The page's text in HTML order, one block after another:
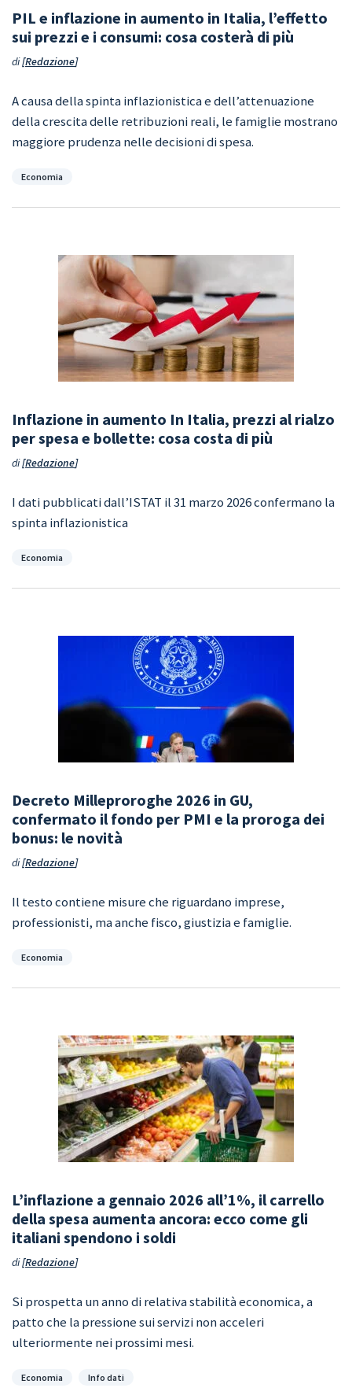
PIL e inflazione in aumento in Italia, l’effetto
sui prezzi e i consumi: cosa costerà di più
di Redazione
A causa della spinta inflazionistica e dell’attenuazione
della crescita delle retribuzioni reali, le famiglie mostrano
maggiore prudenza nelle decisioni di spesa.
Categorie
Economia
Inflazione in aumento In Italia, prezzi al rialzo
per spesa e bollette: cosa costa di più
di Redazione
I dati pubblicati dall’ISTAT il 31 marzo 2026 confermano la
spinta inflazionistica
Categorie
Economia
Decreto Milleproroghe 2026 in GU,
confermato il fondo per PMI e la proroga dei
bonus: le novità
di Redazione
Il testo contiene misure che riguardano imprese,
professionisti, ma anche fisco, giustizia e famiglie.
Categorie
Economia
L’inflazione a gennaio 2026 all’1%, il carrello
della spesa aumenta ancora: ecco come gli
italiani spendono i soldi
di Redazione
Si prospetta un anno di relativa stabilità economica, a
patto che la pressione sui servizi non acceleri
ulteriormente nei prossimi mesi.
Categorie
Economia Info dati